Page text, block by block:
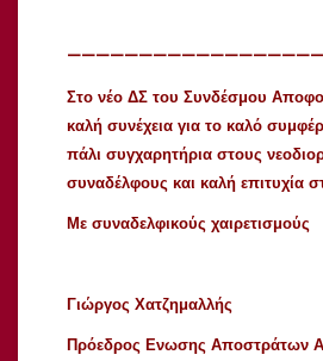
Στο νέο ΔΣ του Συνδέσμου
καλή συνέχεια για το καλό
πάλι συγχαρητήρια στους
συναδέλφους και καλή επιτυχία
Με συναδελφικούς χαιρετισμούς
Γιώργος Χατζημαλλής
Πρόεδρος Ενωσης Αποστράτων